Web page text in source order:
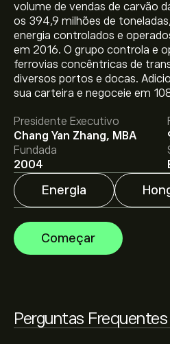
volume de vendas de carvão
os 394,9 milhões de
energia controlados e
em 2016. O grupo controla e
ferrovias concêntricas de
diversos portos e docas.
sua carteira e negoceie em
Presidente Executivo
Chang Yan Zhang, MBA
Fundada
2004
Energia
Começar
Perguntas Frequentes
O preço atual da 1088.HK é
O preço médio alvo para China
jána eToro para previsões
metas de preço.
Os analistas oferecem
com base em tendências de
financeiros e projeções de
previsão mais recente para
dos preços.
A capitalização bolsista de